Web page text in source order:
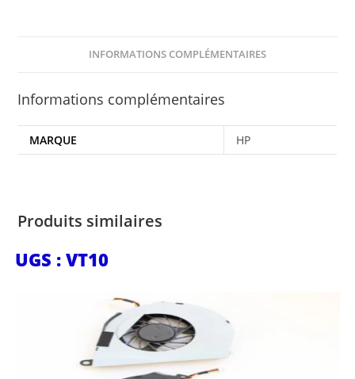
INFORMATIONS COMPLÉMENTAIRES
Informations complémentaires
MARQUE HP
Produits similaires
UGS : VT10